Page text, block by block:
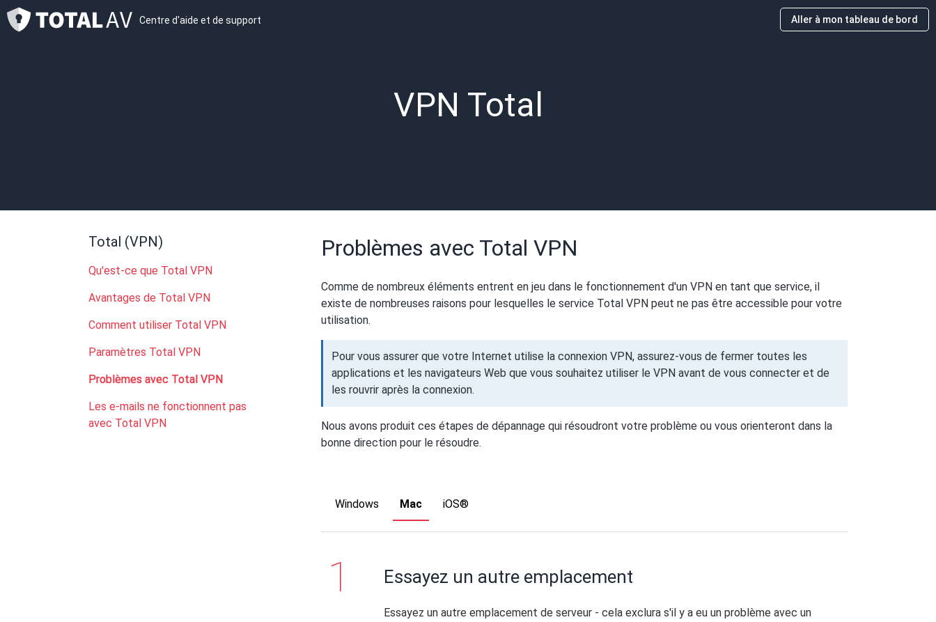
Centre d'aide et de support Aller à mon tableau de bord
VPN Total
Total (VPN)
Qu'est-ce que Total VPN
Avantages de Total VPN
Comment utiliser Total VPN
Paramètres Total VPN
Problèmes avec Total VPN
Les e-mails ne fonctionnent pas
avec Total VPN
Problèmes avec Total VPN
Comme de nombreux éléments entrent en jeu dans le fonctionnement d'un VPN en tant que service, il
existe de nombreuses raisons pour lesquelles le service Total VPN peut ne pas être accessible pour votre
utilisation.
Pour vous assurer que votre Internet utilise la connexion VPN, assurez-vous de fermer toutes les
applications et les navigateurs Web que vous souhaitez utiliser le VPN avant de vous connecter et de
les rouvrir après la connexion.
Nous avons produit ces étapes de dépannage qui résoudront votre problème ou vous orienteront dans la
bonne direction pour le résoudre.
Windows Mac iOS®
Essayez un autre emplacement
Essayez un autre emplacement de serveur - cela exclura s'il y a eu un problème avec un